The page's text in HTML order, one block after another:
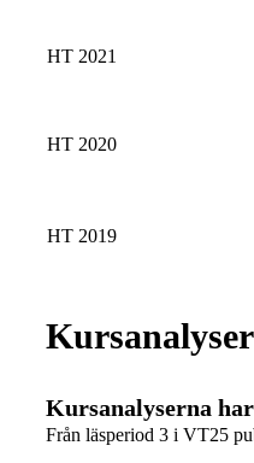
HT 2021
HT 2020
HT 2019
Kursanalyser
Kursanalyserna
Från läsperiod 3 i VT25